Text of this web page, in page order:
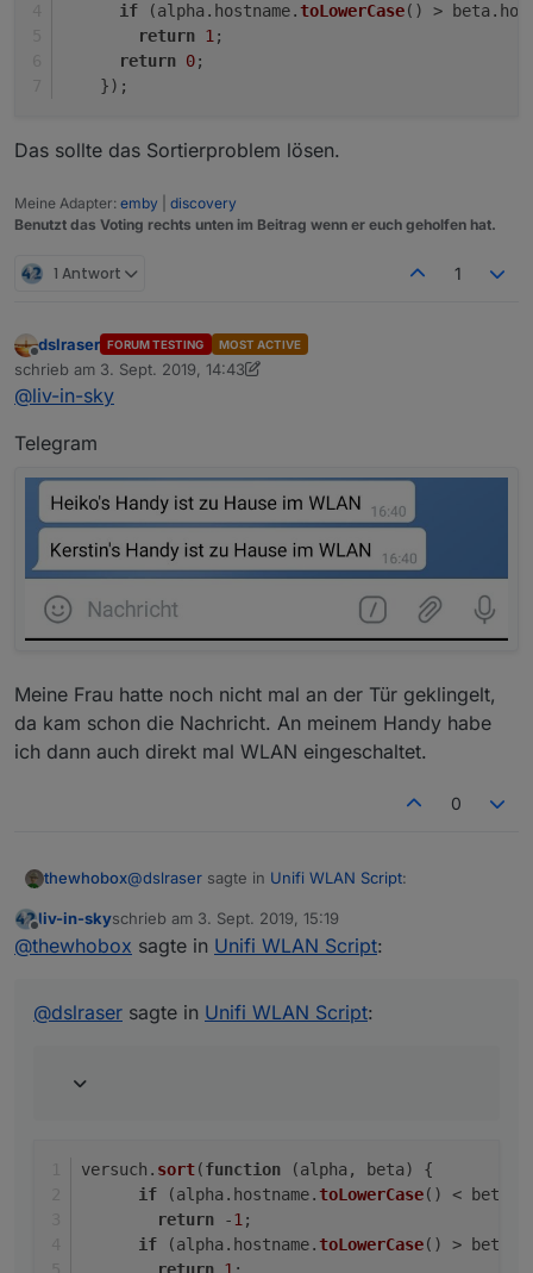
if (alpha. hostname.toLowerCase() > beta.
return 1;
return 0;
    });
Das sollte das Sortierproblem lösen.
Meine Adapter: emby
discovery
Benutzt das Voting rechts unten im Beitrag wenn er euch geholfen hat.
1 Antwort 1
Offline
dslraser FORUM TESTING MOST ACTIVE
schrieb am 3. Sept. 2019, 14:43
zuletzt editiert von dslraser9. März 2019, 16:44
@liv-in-sky
Telegram
Meine Frau hatte noch nicht mal an der Tür geklingelt,
da kam schon die Nachricht. An meinem Handy habe
ich dann auch direkt mal WLAN eingeschaltet.
0
thewhobox@dslraser sagte in Unifi WLAN Script:
Gerade gesehen, die Amazon Geräte fangen
irgendwie nicht.
if (alpha.hostname.toLowerCase() <
        return -1;
Das sollte das Sortierproblem lösen.
Offline
liv-in-skyschrieb am 3. Sept. 2019, 15:19
zuletzt editiert von
@thewhobox sagte in Unifi WLAN Script:
@dslraser sagte in Unifi WLAN Script:
versuch. sort(function (alpha, beta) {
if (alpha. hostname.toLowerCase() < beta.
return -1 ;
if (alpha. hostname.toLowerCase() > beta.
return 1 ;